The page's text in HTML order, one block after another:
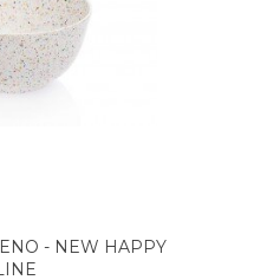
- NEW HAPPY